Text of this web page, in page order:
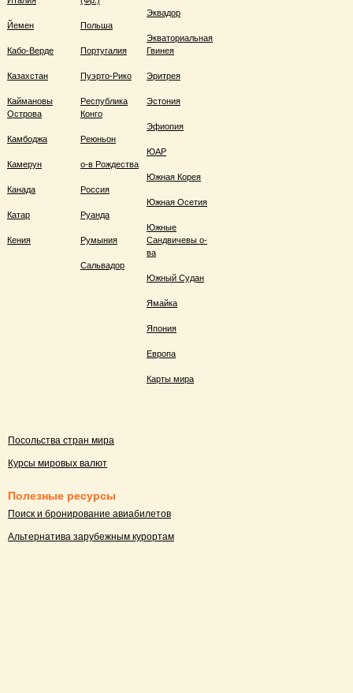
Йемен
Кабо-Верде
Казахстан
Каймановы
Острова
Камбоджа
Камерун
Канада
Катар
Кения
Польша
Португалия
Пуэрто-Рико
Республика
Конго
Реюньон
о-в Рождества
Россия
Руанда
Румыния
Сальвадор
Эквадор
Экваториальная
Гвинея
Эритрея
Эстония
Эфиопия
ЮАР
Южная Корея
Южная Осетия
Южные
Сандвичевы о-
ва
Южный Судан
Ямайка
Япония
Европа
Карты мира
Посольства стран мира
Курсы мировых валют
Полезные ресурсы
Поиск и бронирование авиабилетов
Альтернатива зарубежным курортам